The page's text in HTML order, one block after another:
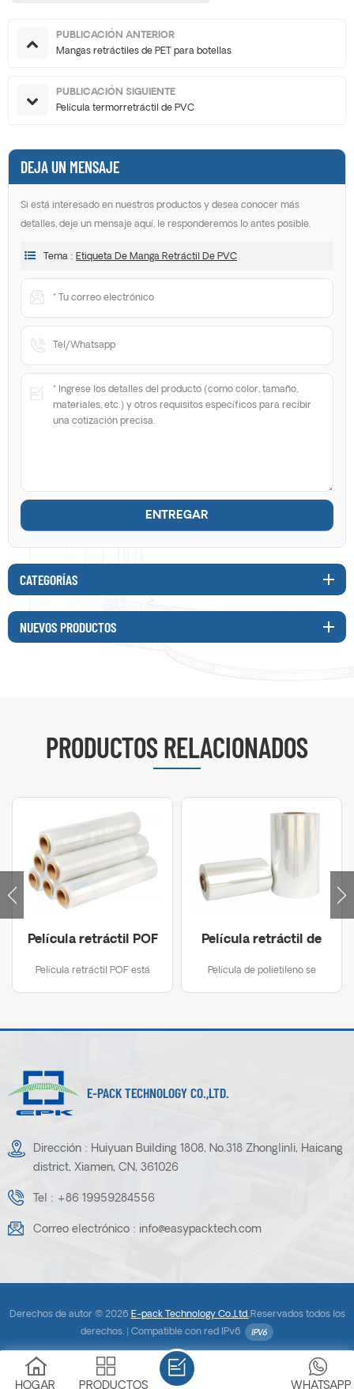
PUBLICACIÓN ANTERIOR
Mangas retráctiles de PET para botellas
PUBLICACIÓN SIGUIENTE
Película termorretráctil de PVC
DEJA UN MENSAJE
Si está interesado en nuestros productos y desea conocer más
detalles, deje un mensaje aquí, le responderemos lo antes posible.
Tema : Etiqueta De Manga Retráctil De PVC
CATEGORÍAS
NUEVOS PRODUCTOS
PRODUCTOS RELACIONADOS
Película retráctil POF
Película retráctil POF está
Película retráctil de
Película de polietileno se
la forma. Necesitará saber
E-PACK TECHNOLOGY CO.,LTD.
Dirección : Huiyuan Building 1808, No.318 Zhonglinli, Haicang
district, Xiamen, CN, 361026
Tel : +86 19959284556
Correo electrónico : info@easypacktech.com
Derechos de autor © 2026 E-pack Technology Co.,Ltd..Reservados todos los
derechos. | Compatible con red IPv6
HOGAR PRODUCTOS WHATSAPP